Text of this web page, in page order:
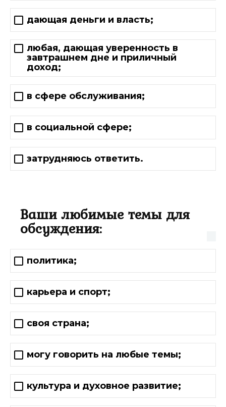
дающая деньги и власть;
любая, дающая уверенность в
завтрашнем дне и приличный
доход;
в сфере обслуживания;
в социальной сфере;
затрудняюсь ответить.
Ваши любимые темы для
обсуждения:
политика;
карьера и спорт;
своя страна;
могу говорить на любые темы;
культура и духовное развитие;